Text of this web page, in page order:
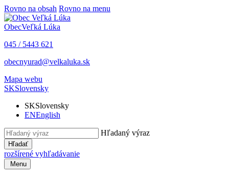
Rovno na obsah Rovno na menu
ObecVeľká Lúka
045 / 5443 621
obecnyurad@velkaluka.sk
Mapa webu
SKSlovensky
SKSlovensky
ENEnglish
Hľadaný výraz
Hľadať
rozšírené vyhľadávanie
Menu